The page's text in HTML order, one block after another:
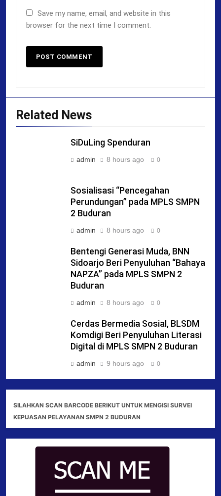
Save my name, email, and website in this
browser for the next time I comment.
Related News
SiDuLing Spenduran
admin 8 hours ago 0
Sosialisasi “Pencegahan
Perundungan” pada MPLS SMPN
2 Buduran
admin 8 hours ago 0
Bentengi Generasi Muda, BNN
Sidoarjo Beri Penyuluhan “Bahaya
NAPZA” pada MPLS SMPN 2
Buduran
admin 8 hours ago 0
Cerdas Bermedia Sosial, BLSDM
Komdigi Beri Penyuluhan Literasi
Digital di MPLS SMPN 2 Buduran
admin 9 hours ago 0
SILAHKAN SCAN BARCODE BERIKUT UNTUK MENGISI SURVEI
KEPUASAN PELAYANAN SMPN 2 BUDURAN